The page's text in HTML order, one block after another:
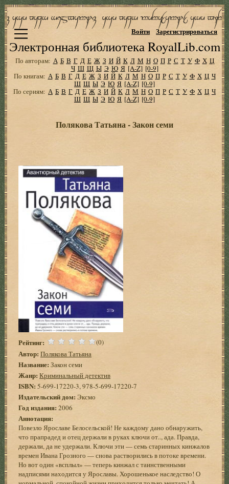
Электронная библиотека RoyalLib.com
Войти Зарегистрироваться
По авторам: А Б В Г Д Е Ж З И Й К Л М Н О П Р С Т У Ф Х Ц
Ч Ш Щ Ы Э Ю Я [A-Z] [0-9]
По книгам: А Б В Г Д Е Ж З И Й К Л М Н О П Р С Т У Ф Х Ц Ч
Ш Щ Ы Э Ю Я [A-Z] [0-9]
По сериям: А Б В Г Д Е Ж З И Й К Л М Н О П Р С Т У Ф Х Ц Ч
Ш Щ Ы Э Ю Я [A-Z] [0-9]
Полякова Татьяна - Закон семи
Рейтинг: (0)
Автор: Полякова Татьяна
Название: Закон семи
Жанр: Криминальный детектив
ISBN:5-699-17220-3, 978-5-699-17220-7
Издательский дом:Эксмо
Год издания:2006
Аннотация:
Повезло Ярославе Белосельской! Не каждому дано обнаружить,
что прапрадед и отец держали в руках ключи от.., ада. Правда,
держали, да не удержали. Ключи эти — семь старинных кинжалов
времен Ивана Грозного — снова растворились в потоке времени.
Но вот один «всплыл» — теперь кинжал с таинственными
надписями находится у Ярославы. Хорошенькое наследство! О